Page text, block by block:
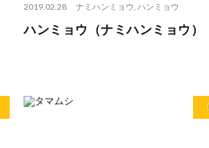
2019.02.28 ナミハンミョウ ,ハンミョウ
ハンミョウ（ナミハンミョウ）